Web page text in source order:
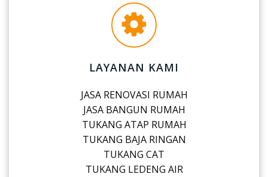
LAYANAN KAMI
JASA RENOVASI RUMAH
JASA BANGUN RUMAH
TUKANG ATAP RUMAH
TUKANG BAJA RINGAN
TUKANG CAT
TUKANG LEDENG AIR